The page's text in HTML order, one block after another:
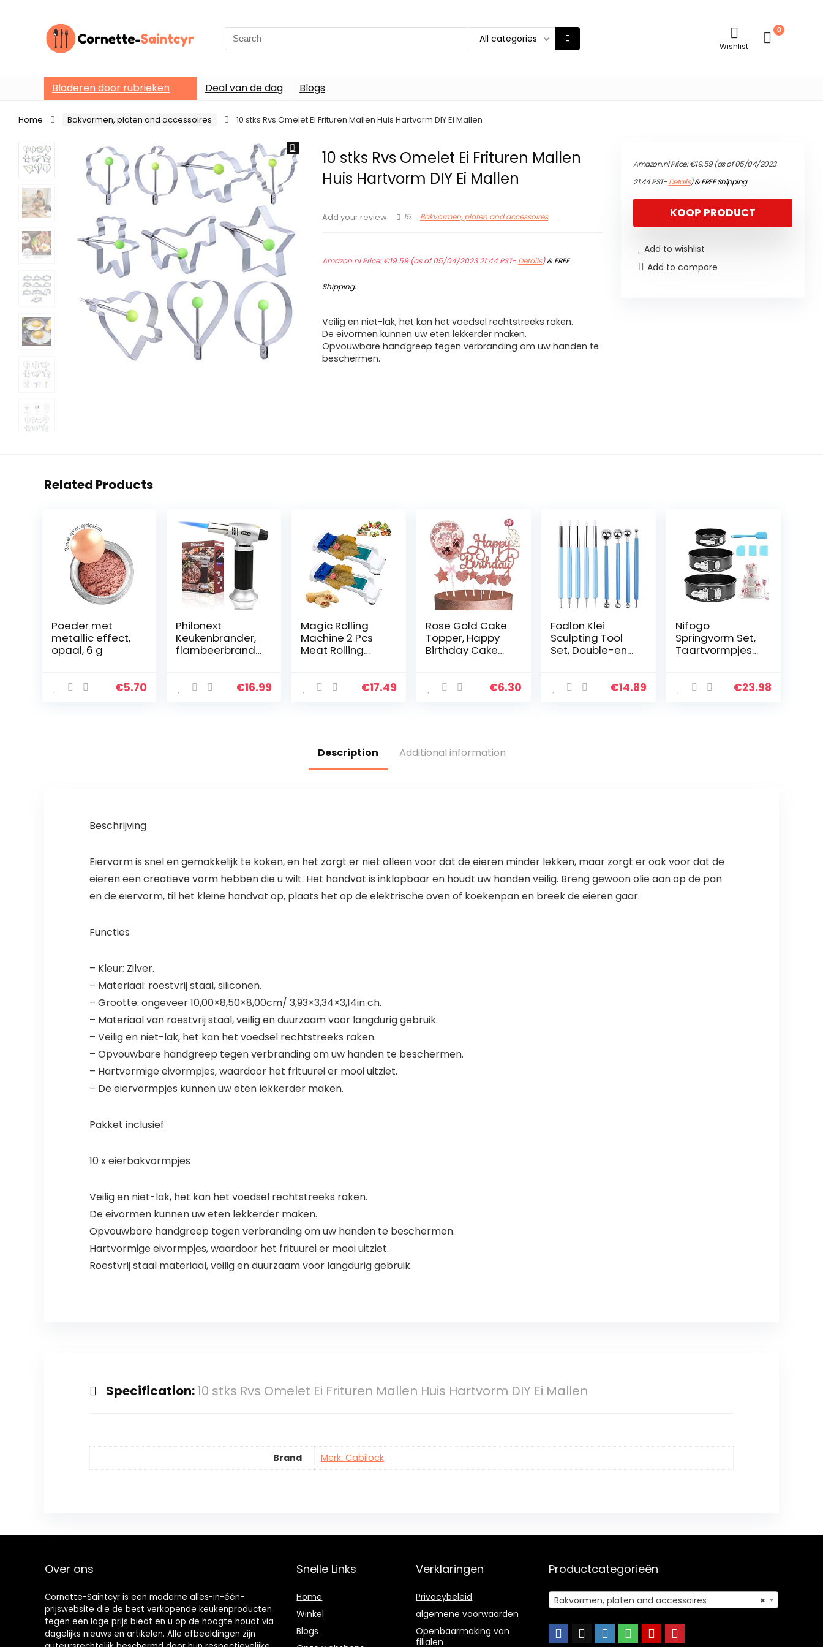
Search
for:
All categories
Wishlist
0
Bladeren door rubrieken Deal van de dag Blogs
Home Bakvormen, platen and accessoires 10 stks Rvs Omelet Ei Frituren Mallen Huis Hartvorm DIY Ei Mallen
10 stks Rvs Omelet Ei Frituren Mallen
Huis Hartvorm DIY Ei Mallen
Add your review 15 Bakvormen, platen and accessoires
Amazon.nl Price:€19.59(as of 05/04/2023 21:44 PST- Details)&FREE
Shipping.
Veilig en niet-lak, het kan het voedsel rechtstreeks raken.
De eivormen kunnen uw eten lekkerder maken.
Opvouwbare handgreep tegen verbranding om uw handen te
beschermen.
Amazon.nl Price:€19.59(as of 05/04/2023
21:44 PST-Details)&FREE Shipping.
KOOP PRODUCT
Add to wishlist
Add to compare
Related Products
Poeder met
metallic effect,
opaal, 6 g
€5.70
Philonext
Keukenbrander,
flambeerbrande
voor de keuken,
€16.99
Magic Rolling
Machine 2 Pcs
Meat Rolling
Vegetable Meat
€17.49
Rose Gold Cake
Topper, Happy
Birthday Cake
Star Cake
€6.30
Fodlon Klei
Sculpting Tool
Set, Double-end
Accessoires 9
€14.89
Nifogo
Springvorm Set,
Taartvormpjes
Bakvorm, 4″/ 7″ /
€23.98
Description Additional information
Beschrijving
Eiervorm is snel en gemakkelijk te koken, en het zorgt er niet alleen voor dat de eieren minder lekken, maar zorgt er ook voor dat de
eieren een creatieve vorm hebben die u wilt. Het handvat is inklapbaar en houdt uw handen veilig. Breng gewoon olie aan op de pan
en de eiervorm, til het kleine handvat op, plaats het op de elektrische oven of koekenpan en breek de eieren gaar.
Functies
– Kleur: Zilver.
– Materiaal: roestvrij staal, siliconen.
– Grootte: ongeveer 10,00×8,50×8,00cm/ 3,93×3,34×3,14in ch.
– Materiaal van roestvrij staal, veilig en duurzaam voor langdurig gebruik.
– Veilig en niet-lak, het kan het voedsel rechtstreeks raken.
– Opvouwbare handgreep tegen verbranding om uw handen te beschermen.
– Hartvormige eivormpjes, waardoor het frituurei er mooi uitziet.
– De eiervormpjes kunnen uw eten lekkerder maken.
Pakket inclusief
10 x eierbakvormpjes
Veilig en niet-lak, het kan het voedsel rechtstreeks raken.
De eivormen kunnen uw eten lekkerder maken.
Opvouwbare handgreep tegen verbranding om uw handen te beschermen.
Hartvormige eivormpjes, waardoor het frituurei er mooi uitziet.
Roestvrij staal materiaal, veilig en duurzaam voor langdurig gebruik.
Specification:10 stks Rvs Omelet Ei Frituren Mallen Huis Hartvorm DIY Ei Mallen
Brand Merk: Cabilock
Over ons
Cornette-Saintcyr is een moderne alles-in-één-
prijswebsite die de best verkopende keukenproducten
tegen een lage prijs biedt en u op de hoogte houdt via
dagelijks nieuws en artikelen. Alle afbeeldingen zijn
Snelle Links
Home
Winkel
Blogs
Verklaringen
Privacybeleid
algemene voorwaarden
Openbaarmaking van
filialen
Productcategorieën
×
Bakvormen, platen and accessoires